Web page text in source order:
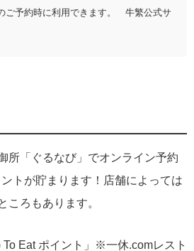
ご予約時に利用できます。 牛繁公式サ
所「ぐるなび」でオンライン予約
トが貯まります！店舗によっては
ころもあります。
To Eat ポイント」※一休.comレスト